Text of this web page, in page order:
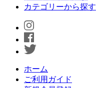
カテゴリーから探す
ホーム
ご利用ガイド